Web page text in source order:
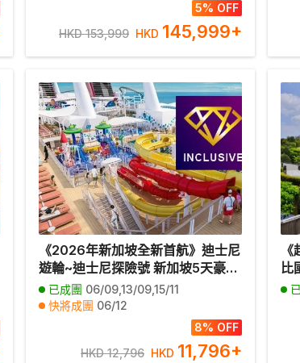
5% OFF
HKD 153,999 HKD 145,999+
《2026年新加坡全新首航》迪士尼
遊輪~迪士尼探險號 新加坡5天豪華
郵輪假期【優遊全包】
已成團 06/09,13/09,15/11
快將成團 06/12
8% OFF
HKD 12,796 HKD 11,796+
比
本